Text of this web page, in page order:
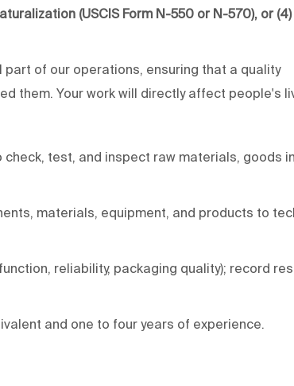
(USCIS Form N-550 or N-570), or (4)
part of our operations, ensuring that a quality
them. Your work will directly affect people's
test, and inspect raw materials, goods in
materials, equipment, and products to
reliability, packaging quality); record
and one to four years of experience.